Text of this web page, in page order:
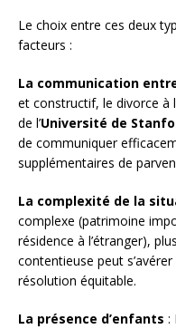
Le choix entre ces deux
facteurs :
La communication
et constructif, le divorce à
de l’Université de
de communiquer
supplémentaires de
La complexité de la
complexe (patrimoine
résidence à l’étranger),
contentieuse peut
résolution équitable.
La présence d’enfants :